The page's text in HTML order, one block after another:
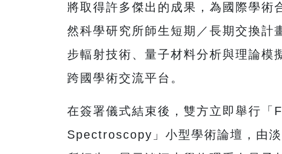
將取得許多傑出的成果，為國際學術
然科學研究所師生短期／長期交換計
步輻射技術、量子材料分析與理論
跨國學術交流平台。
在簽署儀式結束後，雙方立即舉行
Spectroscopy」小型學術論壇，由